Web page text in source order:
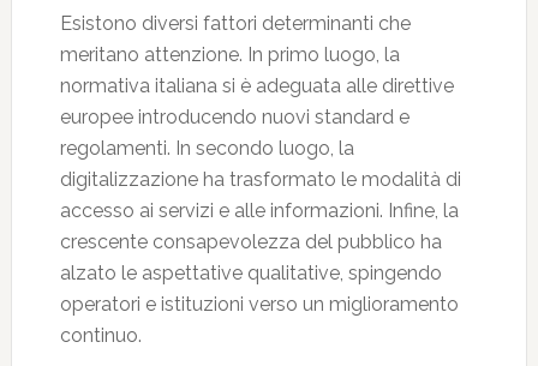
Esistono diversi fattori determinanti che
meritano attenzione. In primo luogo, la
normativa italiana si è adeguata alle direttive
europee introducendo nuovi standard e
regolamenti. In secondo luogo, la
digitalizzazione ha trasformato le modalità di
accesso ai servizi e alle informazioni. Infine, la
crescente consapevolezza del pubblico ha
alzato le aspettative qualitative, spingendo
operatori e istituzioni verso un miglioramento
continuo.